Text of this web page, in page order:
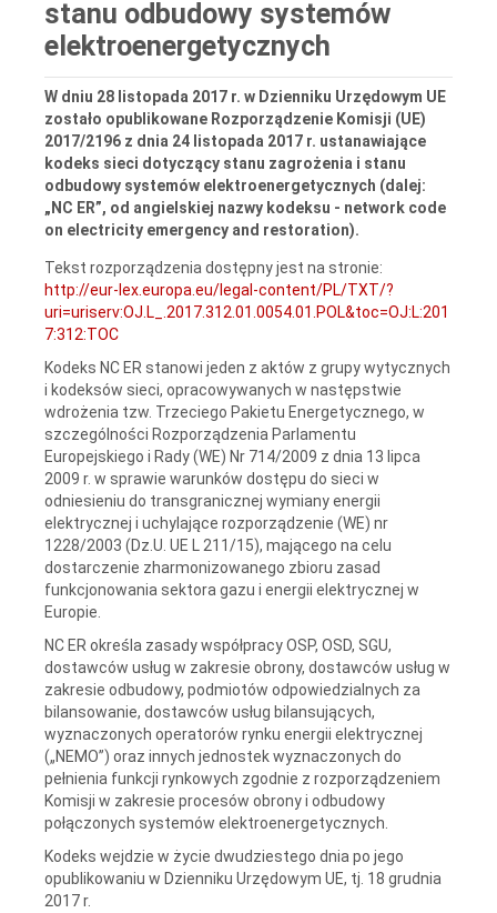
stanu odbudowy systemów
elektroenergetycznych
W dniu 28 listopada 2017 r. w Dzienniku Urzędowym UE
zostało opublikowane Rozporządzenie Komisji (UE)
2017/2196 z dnia 24 listopada 2017 r. ustanawiające
kodeks sieci dotyczący stanu zagrożenia i stanu
odbudowy systemów elektroenergetycznych (dalej:
„NC ER”, od angielskiej nazwy kodeksu - network code
on electricity emergency and restoration).
Tekst rozporządzenia dostępny jest na stronie:
http://eur-lex.europa.eu/legal-content/PL/TXT/?
uri=uriserv:OJ.L_.2017.312.01.0054.01.POL&toc=OJ:L:201
7:312:TOC
Kodeks NC ER stanowi jeden z aktów z grupy wytycznych
i kodeksów sieci, opracowywanych w następstwie
wdrożenia tzw. Trzeciego Pakietu Energetycznego, w
szczególności Rozporządzenia Parlamentu
Europejskiego i Rady (WE) Nr 714/2009 z dnia 13 lipca
2009 r. w sprawie warunków dostępu do sieci w
odniesieniu do transgranicznej wymiany energii
elektrycznej i uchylające rozporządzenie (WE) nr
1228/2003 (Dz.U. UE L 211/15), mającego na celu
dostarczenie zharmonizowanego zbioru zasad
funkcjonowania sektora gazu i energii elektrycznej w
Europie.
NC ER określa zasady współpracy OSP, OSD, SGU,
dostawców usług w zakresie obrony, dostawców usług w
zakresie odbudowy, podmiotów odpowiedzialnych za
bilansowanie, dostawców usług bilansujących,
wyznaczonych operatorów rynku energii elektrycznej
(„NEMO”) oraz innych jednostek wyznaczonych do
pełnienia funkcji rynkowych zgodnie z rozporządzeniem
Komisji w zakresie procesów obrony i odbudowy
połączonych systemów elektroenergetycznych.
Kodeks wejdzie w życie dwudziestego dnia po jego
opublikowaniu w Dzienniku Urzędowym UE, tj. 18 grudnia
2017 r.